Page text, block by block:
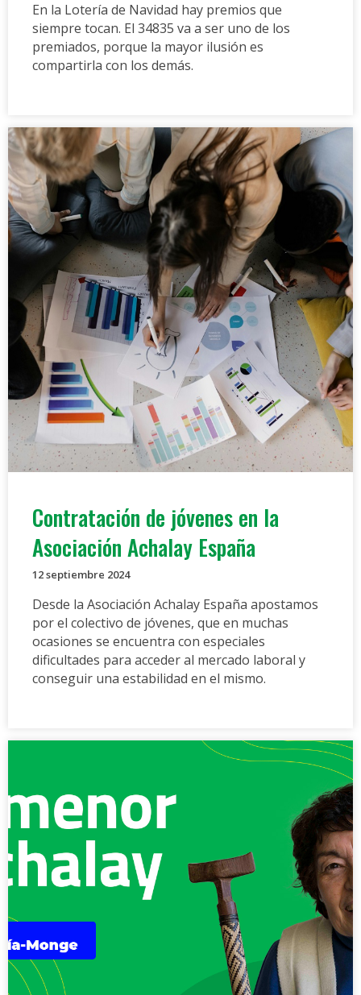
En la Lotería de Navidad hay premios que
siempre tocan. El 34835 va a ser uno de los
premiados, porque la mayor ilusión es
compartirla con los demás.
Contratación de jóvenes en la
Asociación Achalay España
12 septiembre 2024
Desde la Asociación Achalay España apostamos
por el colectivo de jóvenes, que en muchas
ocasiones se encuentra con especiales
dificultades para acceder al mercado laboral y
conseguir una estabilidad en el mismo.